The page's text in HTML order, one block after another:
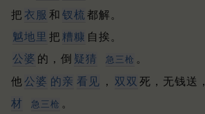
把 衣服 和 钗梳 都解。
魆地里 把 糟糠 自挨。
公婆 的，倒 疑猜 急三枪 。
他公婆 的亲 看见 ， 双双 死，无钱送，
材
急三枪 。